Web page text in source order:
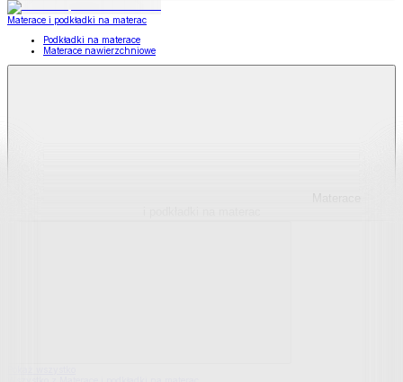
Materace i podkładki na materac
Podkładki na materace
Materace nawierzchniowe